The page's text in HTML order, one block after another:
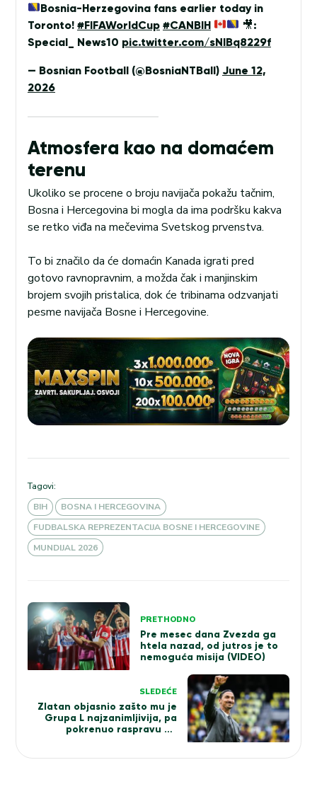
Bosnia-Herzegovina fans earlier today in
Toronto! #FIFAWorldCup #CANBIH 🎥:
Special_ News10 pic.twitter.com/sNIBq8229f
— Bosnian Football (@BosniaNTBall) June 12,
2026
Atmosfera kao na domaćem
terenu
Ukoliko se procene o broju navijača pokažu tačnim,
Bosna i Hercegovina bi mogla da ima podršku kakva
se retko viđa na mečevima Svetskog prvenstva.
To bi značilo da će domaćin Kanada igrati pred
gotovo ravnopravnim, a možda čak i manjinskim
brojem svojih pristalica, dok će tribinama odzvanjati
pesme navijača Bosne i Hercegovine.
Tagovi:
BIH
BOSNA I HERCEGOVINA
FUDBALSKA REPREZENTACIJA BOSNE I HERCEGOVINE
MUNDIJAL 2026
Kretanje
članka
PRETHODNO
Pre mesec dana Zvezda ga
htela nazad, od jutros je to
nemoguća misija (VIDEO)
SLEDEĆE
Zlatan objasnio zašto mu je
Grupa L najzanimljivija, pa
pokrenuo raspravu na